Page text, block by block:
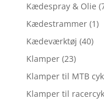
Kædespray & Olie
Kædestrammer (1)
Kædeværktøj (40)
Klamper (23)
Klamper til MTB
Klamper til